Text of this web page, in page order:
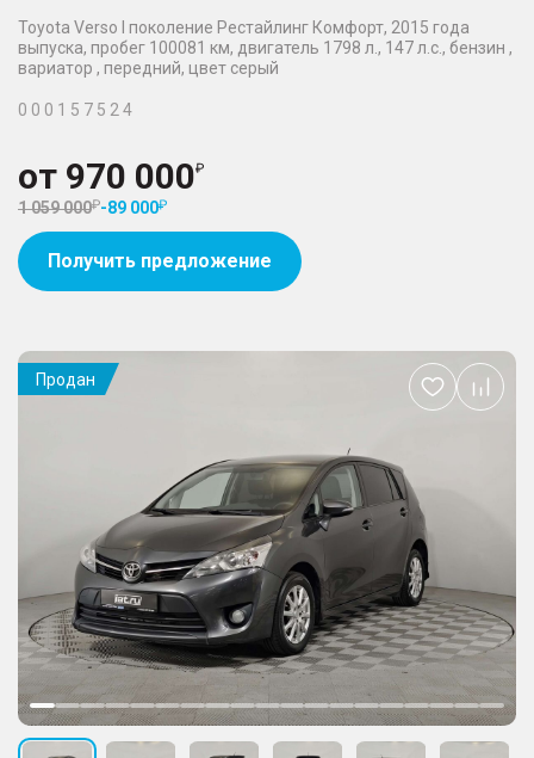
Toyota Verso I поколение Рестайлинг Комфорт, 2015 года
выпуска, пробег 100081 км, двигатель 1798 л., 147 л.с., бензин ,
вариатор , передний, цвет серый
0 0 0 1 5 7 5 2 4
от 970 000
1 059 000 -89 000
Получить предложение
Продан
Добавить
в